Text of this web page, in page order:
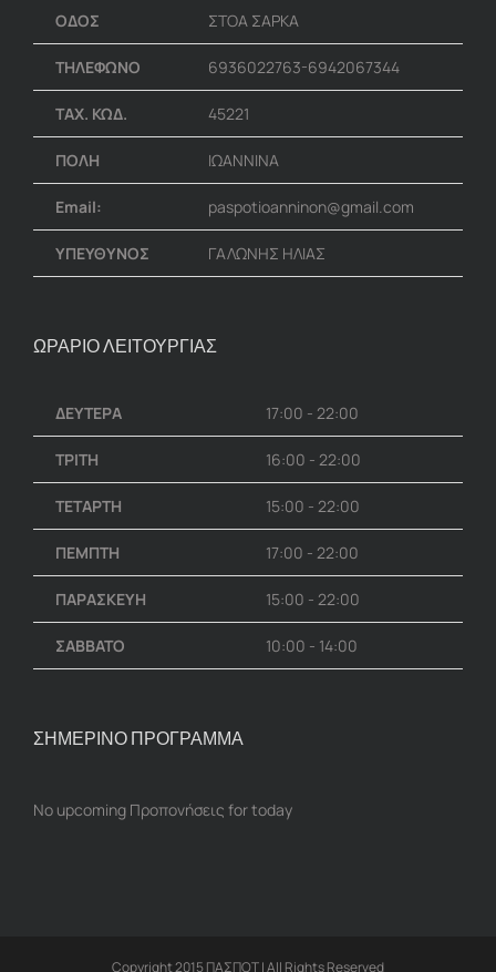
ΟΔΟΣ ΣΤΟΑ ΣΑΡΚΑ
ΤΗΛΕΦΩΝΟ 6936022763-6942067344
ΤΑΧ. ΚΩΔ. 45221
ΠΟΛΗ ΙΩΑΝΝΙΝΑ
Email: paspotioanninon@gmail.com
ΥΠΕΥΘΥΝΟΣ ΓΑΛΩΝΗΣ ΗΛΙΑΣ
ΩΡΑΡΙΟ ΛΕΙΤΟΥΡΓΙΑΣ
ΔΕΥΤΕΡΑ 17:00 - 22:00
ΤΡΙΤΗ 16:00 - 22:00
ΤΕΤΑΡΤΗ 15:00 - 22:00
ΠΕΜΠΤΗ 17:00 - 22:00
ΠΑΡΑΣΚΕΥΗ 15:00 - 22:00
ΣΑΒΒΑΤΟ 10:00 - 14:00
ΣΗΜΕΡΙΝΟ ΠΡΟΓΡΑΜΜΑ
No upcoming Προπονήσεις for today
Copyright 2015 ΠΑΣΠΟΤ | All Rights Reserved